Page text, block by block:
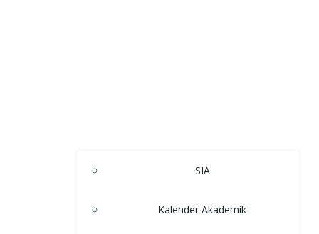
SIA
Kalender Akademik